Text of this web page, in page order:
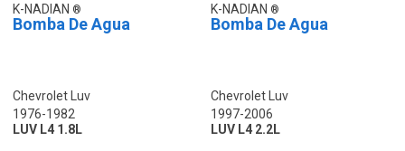
K-NADIAN
Bomba De Agua
Chevrolet Luv
1976-1982
LUV L4 1.8L
K-NADIAN
Bomba De Agua
Chevrolet Luv
1997-2006
LUV L4 2.2L